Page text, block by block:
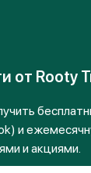
от Rooty
и
и акциями